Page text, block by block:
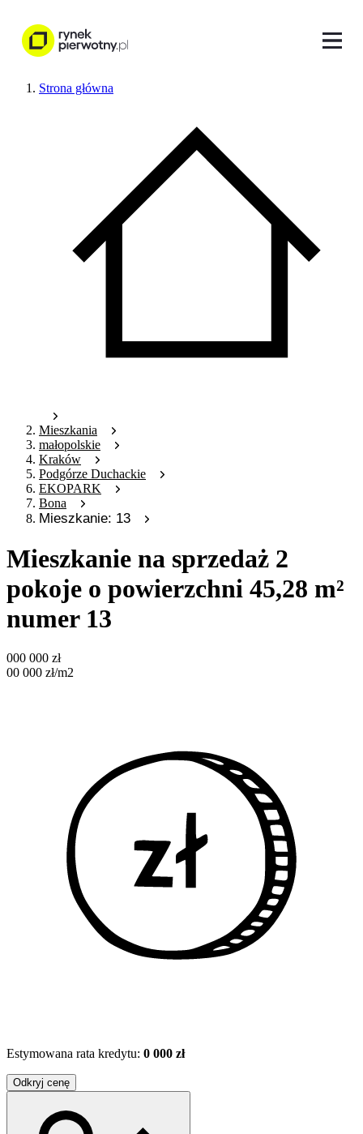
Strona główna
Mieszkania
małopolskie
Kraków
Podgórze Duchackie
EKOPARK
Bona
Mieszkanie: 13
Mieszkanie na sprzedaż 2
pokoje o powierzchni 45,28 m²
numer 13
000 000 zł
00 000 zł/m2
Estymowana rata kredytu: 0 000 zł
Odkryj cenę